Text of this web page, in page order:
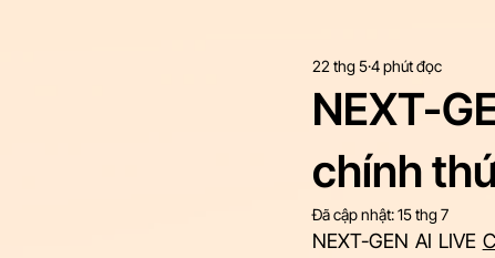
NEXT-
chính
22 thg 54 phút đọc
Đã cập nhật:15 thg 7
NEXT-GEN AI LIVE